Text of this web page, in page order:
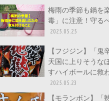
梅雨の季節も鍋を
毒」に注意！守る
2025.05.25
【フジジン】「鬼
天国に上りそうな
すハイボールに救
2025.05.23
【モランボン】「